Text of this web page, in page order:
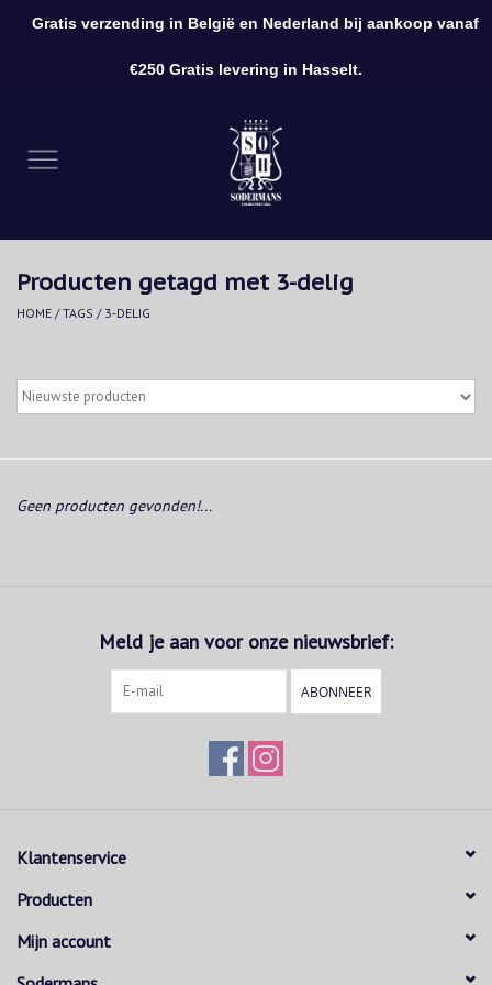
Kleding
Accessoires
Producten getagd met 3-delig
HOME /TAGS / 3-DELIG
Geen producten gevonden!...
Meld je aan voor onze nieuwsbrief:
ABONNEER
Klantenservice
Producten
Mijn account
Gratis verzending in België en Nederland bij aankoop vanaf
€250 Gratis levering in Hasselt.